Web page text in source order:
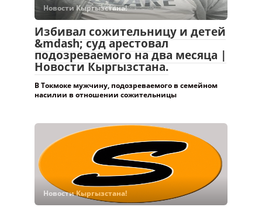
Новости Кыргызстана!
Избивал сожительницу и детей
&mdash; суд арестовал
подозреваемого на два месяца |
Новости Кыргызстана.
В Токмоке мужчину, подозреваемого в семейном
насилии в отношении сожительницы
Новости Кыргызстана!